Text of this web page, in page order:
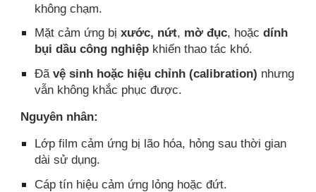
không chạm.
Mặt cảm ứng bịxước, nứt, mờ đục, hoặcdính
bụi dầu công nghiệp khiến thao tác khó.
Đãvệ sinh hoặc hiệu chỉnh (calibration) nhưng
vẫn không khắc phục được.
Nguyên nhân:
Lớp film cảm ứng bị lão hóa, hỏng sau thời gian
dài sử dụng.
Cáp tín hiệu cảm ứng lỏng hoặc đứt.